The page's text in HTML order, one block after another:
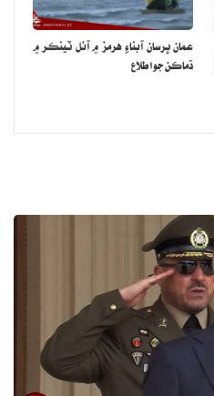
عمان ڀرسان آبناءِ هرمز ۾ آئل ٽينڪر ۾
ڌماڪن جو اطلاع